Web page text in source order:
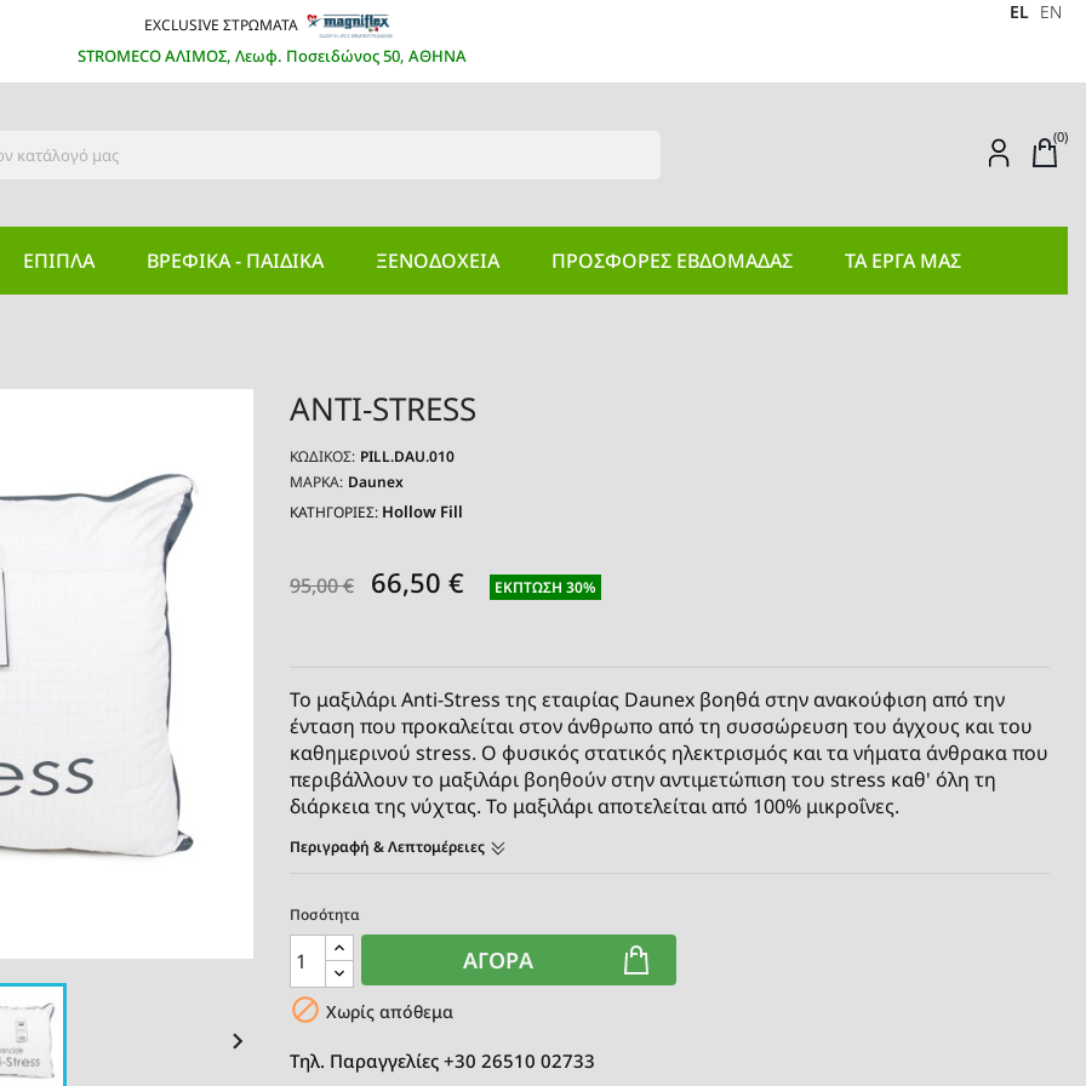
EXCLUSIVE ΣΤΡΩΜΑΤΑ
STROMECO ΑΛΙΜΟΣ, Λεωφ. Ποσειδώνος 50, ΑΘΗΝΑ
EL EN
(0)
ΕΠΙΠΛΑ ΒΡΕΦΙΚΆ - ΠΑΙΔΙΚΆ ΞΕΝΟΔΟΧΕΊΑ ΠΡΟΣΦΟΡEΣ ΕΒΔΟΜΑΔΑΣ ΤΑ ΕΡΓΑ ΜΑΣ

ANTI-STRESS
ΚΩΔΙΚΌΣ: PILL.DAU.010
ΜΆΡΚΑ: Daunex
ΚΑΤΗΓΟΡΙΕΣ: Hollow Fill
95,00 € 66,50 € ΈΚΠΤΩΣΗ 30%
Το μαξιλάρι Anti-Stress της εταιρίας Daunex βοηθά στην ανακούφιση από την
ένταση που προκαλείται στον άνθρωπο από τη συσσώρευση του άγχους και του
καθημερινού stress. Ο φυσικός στατικός ηλεκτρισμός και τα νήματα άνθρακα που
περιβάλλουν το μαξιλάρι βοηθούν στην αντιμετώπιση του stress καθ' όλη τη
διάρκεια της νύχτας. Το μαξιλάρι αποτελείται από 100% μικροΐνες.
Περιγραφή & Λεπτομέρειες
Ποσότητα
ΑΓΟΡΆ
 Χωρίς απόθεμα
Τηλ. Παραγγελίες +30 26510 02733